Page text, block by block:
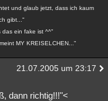
und glaub jetzt, dass ich kaum
gibt..."
das ein fake ist ^^"
MY KREISELCHEN..."
21.07.2005 um 23:17
dann richtig!!!"<